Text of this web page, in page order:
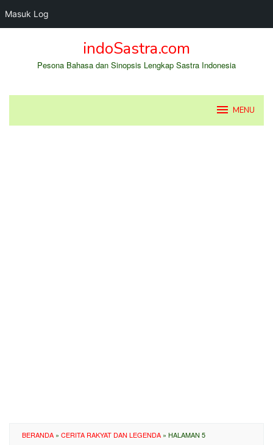
Masuk Log
indoSastra.com
Pesona Bahasa dan Sinopsis Lengkap Sastra Indonesia
MENU
BERANDA » CERITA RAKYAT DAN LEGENDA » HALAMAN 5